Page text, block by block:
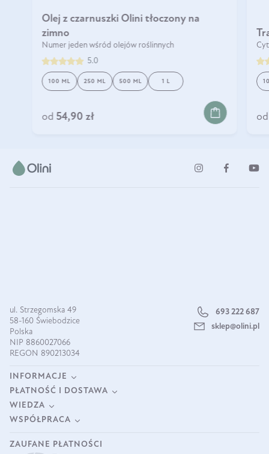
Olej z czarnuszki Olini tłoczony na
zimno
Numer jeden wśród olejów roślinnych
5.0
100 ML 250 ML 500 ML 1 L
od 54,90 zł od
ul. Strzegomska 49
58-160 Świebodzice
Polska
NIP 8860027066
REGON 890213034
693 222 687
sklep@olini.pl
INFORMACJE
PŁATNOŚĆ I DOSTAWA
WIEDZA
ZAUFANE PŁATNOŚCI
WSPÓŁPRACA